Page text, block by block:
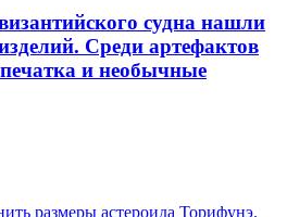
судна нашли
Среди артефактов
и необычные
размеры астероида Торифунэ.